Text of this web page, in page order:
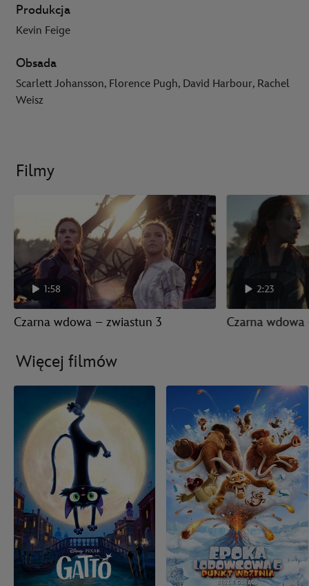
Produkcja
Kevin Feige
Obsada
Scarlett Johansson, Florence Pugh, David Harbour, Rachel
Weisz
Filmy
1:58
Czarna wdowa – zwiastun 3
2:23
Czarna
Więcej filmów